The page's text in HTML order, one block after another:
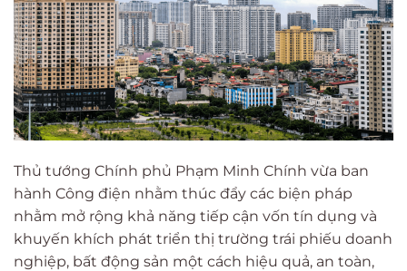
Thủ tướng Chính phủ Phạm Minh Chính vừa ban
hành Công điện nhằm thúc đẩy các biện pháp
nhằm mở rộng khả năng tiếp cận vốn tín dụng và
khuyến khích phát triển thị trường trái phiếu doanh
nghiệp, bất động sản một cách hiệu quả, an toàn,